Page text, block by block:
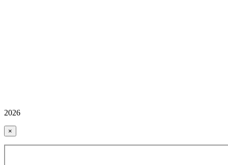
2026
×